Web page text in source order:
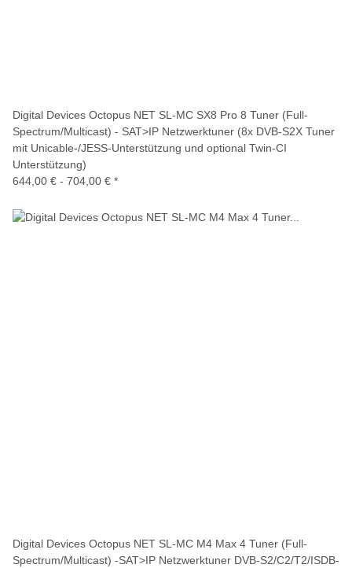
Digital Devices Octopus NET SL-MC SX8 Pro 8 Tuner (Full-
Spectrum/Multicast) - SAT>IP Netzwerktuner (8x DVB-S2X Tuner
mit Unicable-/JESS-Unterstützung und optional Twin-CI
Unterstützung)
644,00 € - 704,00 € *
Digital Devices Octopus NET SL-MC M4 Max 4 Tuner (Full-
Spectrum/Multicast) -SAT>IP Netzwerktuner DVB-S2/C2/T2/ISDB-